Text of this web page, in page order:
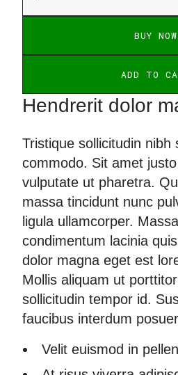
BUY NOW
Hendrerit dolor
Tristique sollicitudin nibh
commodo. Sit amet
vulputate ut pharetra.
massa tincidunt nunc
ligula ullamcorper.
condimentum lacinia
dolor magna eget est
Mollis aliquam ut
sollicitudin tempor id.
faucibus interdum
Velit euismod in